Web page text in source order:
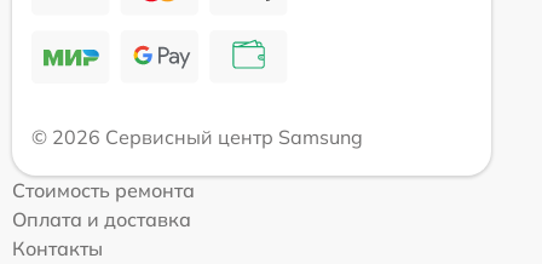
© 2026 Сервисный центр Samsung
Стоимость ремонта
Оплата и доставка
Контакты